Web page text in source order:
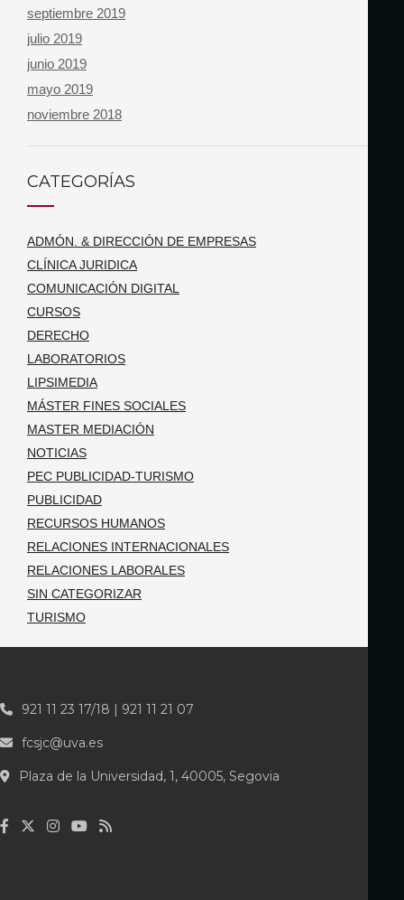
septiembre 2019
julio 2019
junio 2019
mayo 2019
noviembre 2018
CATEGORÍAS
ADMÓN. & DIRECCIÓN DE EMPRESAS
CLÍNICA JURIDICA
COMUNICACIÓN DIGITAL
CURSOS
DERECHO
LABORATORIOS
LIPSIMEDIA
MÁSTER FINES SOCIALES
MASTER MEDIACIÓN
NOTICIAS
PEC PUBLICIDAD-TURISMO
PUBLICIDAD
RECURSOS HUMANOS
RELACIONES INTERNACIONALES
RELACIONES LABORALES
SIN CATEGORIZAR
TURISMO
921 11 23 17/18 | 921 11 21 07
fcsjc@uva.es
Plaza de la Universidad, 1, 40005, Segovia